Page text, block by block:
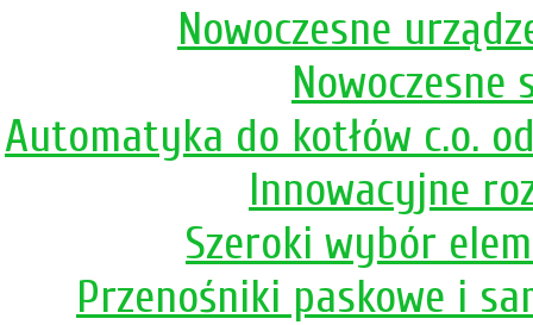
Nowoczesne
Automatyka do kotłów c.o.
Innowacyjne
Szeroki wybór
Przenośniki paskowe i